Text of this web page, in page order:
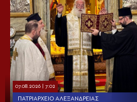
07.08.2026 | 7:02
ΠΑΤΡΙΑΡΧΕΊΟ ΑΛΕΞΑΝΔΡΕΊΑΣ